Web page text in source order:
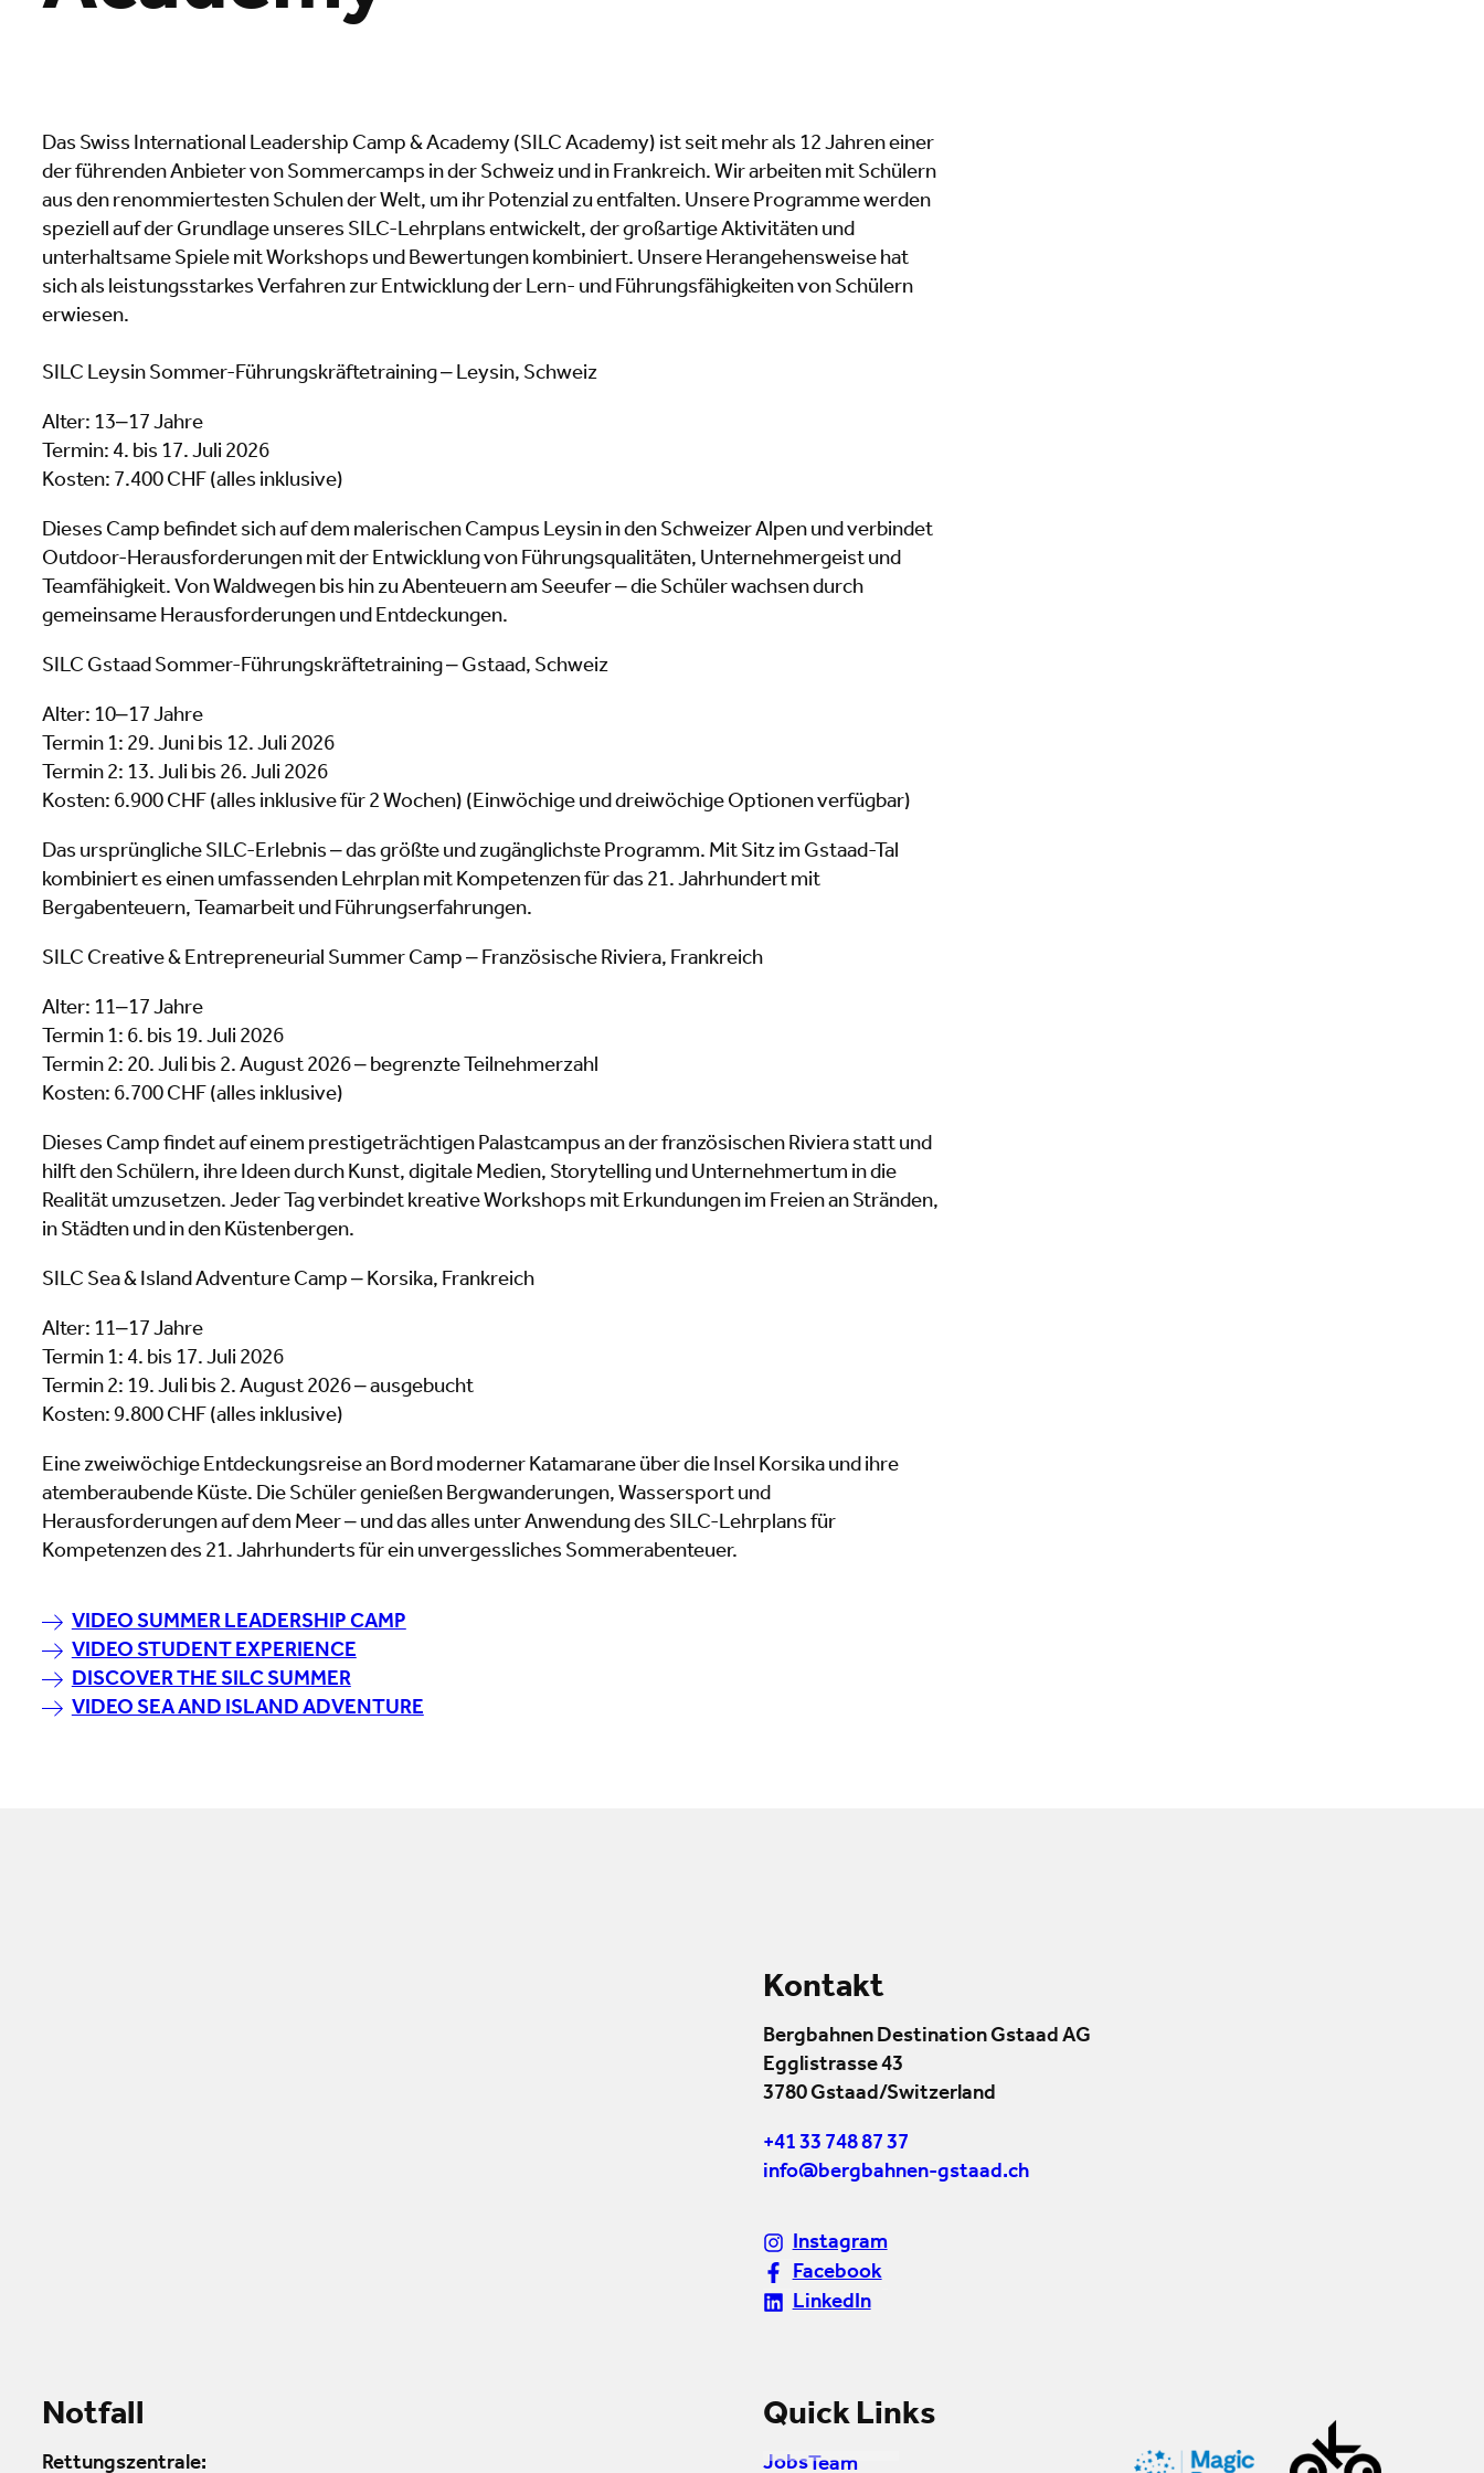
Das Swiss International Leadership Camp & Academy (SILC Academy) ist seit mehr als 12 Jahren einer
der führenden Anbieter von Sommercamps in der Schweiz und in Frankreich. Wir arbeiten mit Schülern
aus den renommiertesten Schulen der Welt, um ihr Potenzial zu entfalten. Unsere Programme werden
speziell auf der Grundlage unseres SILC-Lehrplans entwickelt, der großartige Aktivitäten und
unterhaltsame Spiele mit Workshops und Bewertungen kombiniert. Unsere Herangehensweise hat
sich als leistungsstarkes Verfahren zur Entwicklung der Lern- und Führungsfähigkeiten von Schülern
erwiesen.
SILC Leysin Sommer-Führungskräftetraining – Leysin, Schweiz
Alter: 13–17 Jahre
Termin: 4. bis 17. Juli 2026
Kosten: 7.400 CHF (alles inklusive)
Dieses Camp befindet sich auf dem malerischen Campus Leysin in den Schweizer Alpen und verbindet
Outdoor-Herausforderungen mit der Entwicklung von Führungsqualitäten, Unternehmergeist und
Teamfähigkeit. Von Waldwegen bis hin zu Abenteuern am Seeufer – die Schüler wachsen durch
gemeinsame Herausforderungen und Entdeckungen.
SILC Gstaad Sommer-Führungskräftetraining – Gstaad, Schweiz
Alter: 10–17 Jahre
Termin 1: 29. Juni bis 12. Juli 2026
Termin 2: 13. Juli bis 26. Juli 2026
Kosten: 6.900 CHF (alles inklusive für 2 Wochen) (Einwöchige und dreiwöchige Optionen verfügbar)
Das ursprüngliche SILC-Erlebnis – das größte und zugänglichste Programm. Mit Sitz im Gstaad-Tal
kombiniert es einen umfassenden Lehrplan mit Kompetenzen für das 21. Jahrhundert mit
Bergabenteuern, Teamarbeit und Führungserfahrungen.
SILC Creative & Entrepreneurial Summer Camp – Französische Riviera, Frankreich
Alter: 11–17 Jahre
Termin 1: 6. bis 19. Juli 2026
Termin 2: 20. Juli bis 2. August 2026 – begrenzte Teilnehmerzahl
Kosten: 6.700 CHF (alles inklusive)
Dieses Camp findet auf einem prestigeträchtigen Palastcampus an der französischen Riviera statt und
hilft den Schülern, ihre Ideen durch Kunst, digitale Medien, Storytelling und Unternehmertum in die
Realität umzusetzen. Jeder Tag verbindet kreative Workshops mit Erkundungen im Freien an Stränden,
in Städten und in den Küstenbergen.
SILC Sea & Island Adventure Camp – Korsika, Frankreich
Alter: 11–17 Jahre
Termin 1: 4. bis 17. Juli 2026
Termin 2: 19. Juli bis 2. August 2026 – ausgebucht
Kosten: 9.800 CHF (alles inklusive)
Eine zweiwöchige Entdeckungsreise an Bord moderner Katamarane über die Insel Korsika und ihre
atemberaubende Küste. Die Schüler genießen Bergwanderungen, Wassersport und
Herausforderungen auf dem Meer – und das alles unter Anwendung des SILC-Lehrplans für
Kompetenzen des 21. Jahrhunderts für ein unvergessliches Sommerabenteuer.
VIDEO SUMMER LEADERSHIP CAMP
VIDEO STUDENT EXPERIENCE
DISCOVER THE SILC SUMMER
VIDEO SEA AND ISLAND ADVENTURE
Kontakt
Bergbahnen Destination Gstaad AG
Egglistrasse 43
3780 Gstaad/Switzerland
+41 33 748 87 37
info@bergbahnen-gstaad.ch
Instagram
Facebook
LinkedIn
Notfall
Rettungszentrale:
Quick Links
Jobs Team